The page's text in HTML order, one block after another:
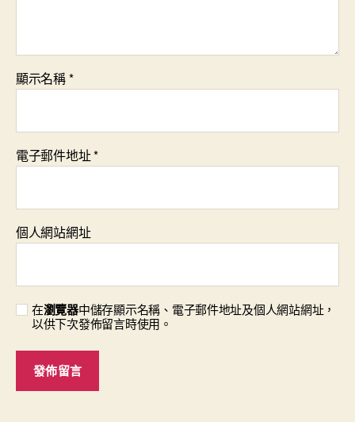
顯示名稱*
電子郵件地址*
個人網站網址
在瀏覽器中儲存顯示名稱、電子郵件地址及個人網站網址，
以供下次發佈留言時使用。